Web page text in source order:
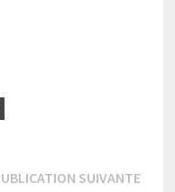
SUIVANTE